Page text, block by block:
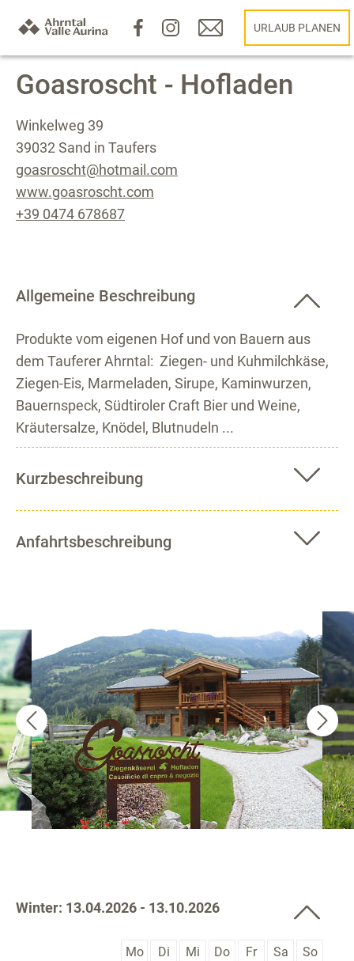
URLAUB PLANEN
Goasroscht - Hofladen
Winkelweg 39
39032 Sand in Taufers
goasroscht@hotmail.com
www.goasroscht.com
+39 0474 678687
Allgemeine Beschreibung
Produkte vom eigenen Hof und von Bauern aus
dem Tauferer Ahrntal: Ziegen- und Kuhmilchkäse,
Ziegen-Eis, Marmeladen, Sirupe, Kaminwurzen,
Bauernspeck, Südtiroler Craft Bier und Weine,
Kräutersalze, Knödel, Blutnudeln ...
Kurzbeschreibung
Anfahrtsbeschreibung
Winter: 13.04.2026 - 13.10.2026
Mo Di Mi Do Fr Sa
So